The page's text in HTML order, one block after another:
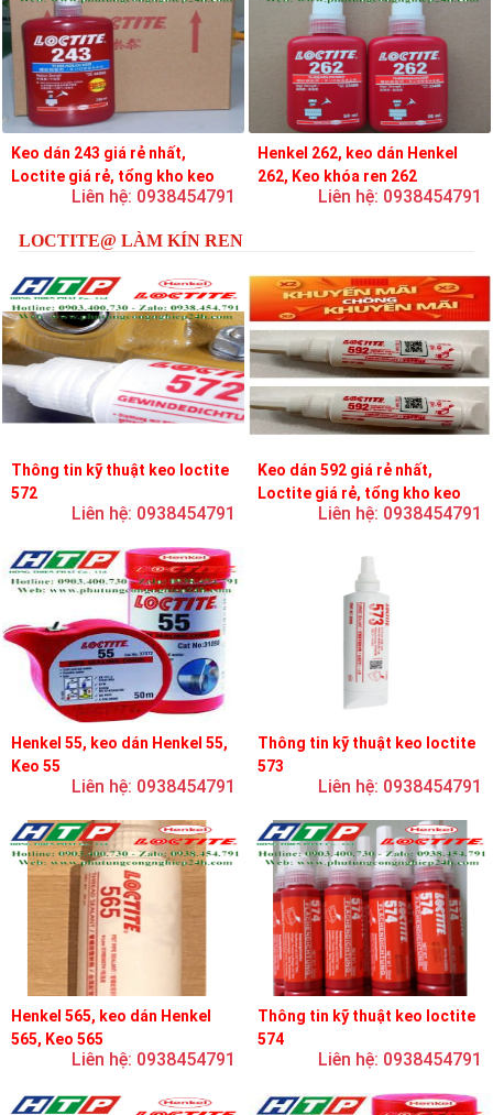
Keo dán 243 giá rẻ nhất,
Loctite giá rẻ, tổng kho keo
Liên hệ: 0938454791
Henkel 262, keo dán Henkel
262, Keo khóa ren 262
Liên hệ: 0938454791
LOCTITE@ LÀM KÍN REN
Thông tin kỹ thuật keo loctite
572
Liên hệ: 0938454791
Keo dán 592 giá rẻ nhất,
Loctite giá rẻ, tổng kho keo
Liên hệ: 0938454791
Henkel 55, keo dán Henkel 55,
Keo 55
Liên hệ: 0938454791
Thông tin kỹ thuật keo loctite
573
Liên hệ: 0938454791
Henkel 565, keo dán Henkel
565, Keo 565
Liên hệ: 0938454791
Thông tin kỹ thuật keo loctite
574
Liên hệ: 0938454791